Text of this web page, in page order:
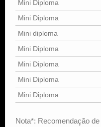
Mini Diploma
Mini Diploma
Mini diploma
Mini Diploma
Mini Diploma
Mini Diploma
Mini Diploma
Nota*: Recomendação